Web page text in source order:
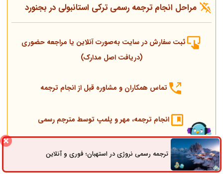
مراحل انجام ترجمه رسمی ترکی استانبولی در بجنورد
ثبت سفارش در سایت به‌صورت آنلاین یا مراجعه حضوری
(دریافت اصل مدارک)
تماس همکاران و مشاوره قبل از انجام ترجمه
انجام ترجمه، مهر و پلمپ توسط مترجم رسمی
ارسال به دادگستری و وزارت امور خارجه
ترجمه رسمی نروژی در استهبان؛ فوری و آنلاینثبت سفارش راه های ارتباطی